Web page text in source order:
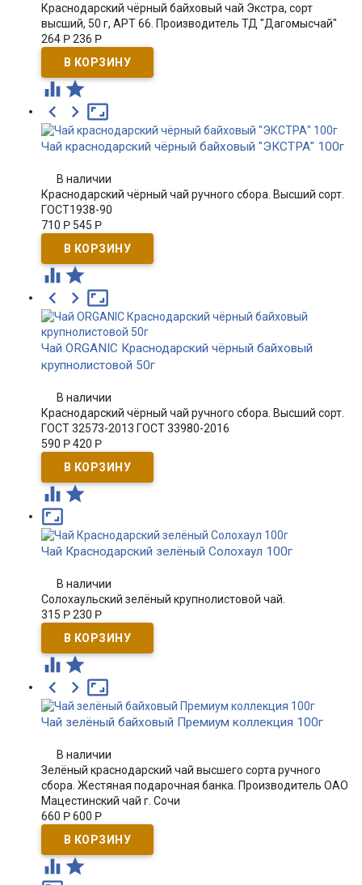
Краснодарский чёрный байховый чай Экстра, сорт
высший, 50 г, АРТ 66. Производитель ТД "Дагомысчай"
264 Р 236 Р
 

 
Чай краснодарский чёрный байховый "ЭКСТРА" 100г
В наличии
Краснодарский чёрный чай ручного сбора. Высший сорт.
ГОСТ1938-90
710 Р 545 Р
 

 
Чай ORGANIC Краснодарский чёрный байховый
крупнолистовой 50г
В наличии
Краснодарский чёрный чай ручного сбора. Высший сорт.
ГОСТ 32573-2013 ГОСТ 33980-2016
590 Р 420 Р
 

Чай Краснодарский зелёный Солохаул 100г
В наличии
Солохаульский зелёный крупнолистовой чай.
315 Р 230 Р
 

 
Чай зелёный байховый Премиум коллекция 100г
В наличии
Зелёный краснодарский чай высшего сорта ручного
сбора. Жестяная подарочная банка. Производитель ОАО
Мацестинский чай г. Сочи
660 Р 600 Р
 